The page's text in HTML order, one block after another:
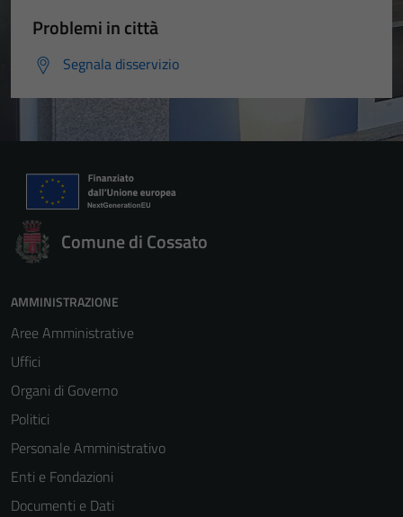
Problemi in città
Segnala disservizio
Comune di Cossato
AMMINISTRAZIONE
Aree Amministrative
Uffici
Organi di Governo
Politici
Personale Amministrativo
Enti e Fondazioni
Documenti e Dati